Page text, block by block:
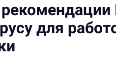
для